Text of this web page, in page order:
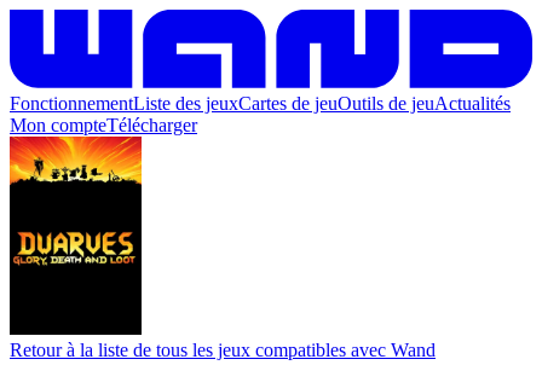
FonctionnementListe des jeuxCartes de jeuOutils de jeuActualités
Mon compteTélécharger
Retour à la liste de tous les jeux compatibles avec Wand